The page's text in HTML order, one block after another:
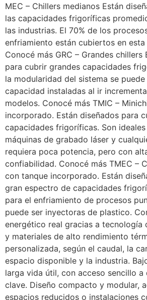
MEC – Chillers medianos Están
las capacidades frigoríficas
las industrias. El 70% de los
enfriamiento están cubiertos en
Conocé más GRC – Grandes chillers
para cubrir grandes capacidades
la modularidad del sistema se
capacidad instaladas al ir
modelos. Conocé más TMIC –
incorporado. Están diseñados para
capacidades frigoríficas. Son
máquinas de grabado láser y
requiera poca potencia, pero con
confiabilidad. Conocé más TMEC –
con tanque incorporado. Están
gran espectro de capacidades
para el enfriamiento de procesos
puede ser inyectoras de plastico.
energético real gracias a tecnología
y materiales de alto rendimiento
personalizada, según el caudal, la
espacio disponible y la industria.
larga vida útil, con acceso sencillo a
clave. Diseño compacto y modular,
espacios reducidos o instalaciones